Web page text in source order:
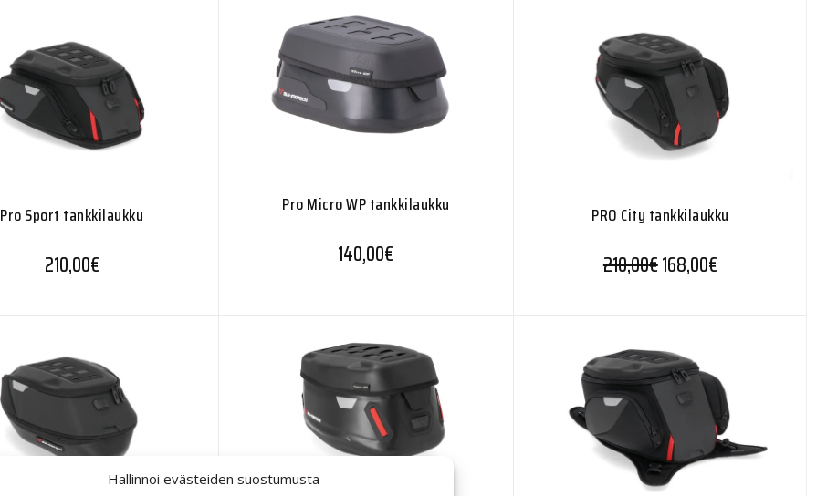
Hallinnoi evästeiden suostumusta
Pro Sport tankkilaukku
210,00€
Pro Micro WP tankkilaukku
140,00€
PRO City tankkilaukku
210,00€168,00€